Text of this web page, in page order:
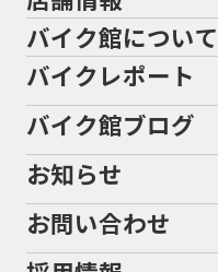
色から探す
スタイルから探す
排気量から探す
地域から探す
バイクを高く売るコツ
バイク買取の流れ
全国展開の強み
メーカー別買取相場・
ヤマハ
ホンダ
バイク点検
バイク車検
Bikeep
バイク保険 トップ
自賠責保険
任意保険
バイク保険無料見積り（
バイク保険無料見積り（
盗難保険
店舗情報 トップ
北海道
宮城
福島
茨城
バイク館について
バイク館について トッ
バイク館が選ばれる理由
会社概要
沿革
バイクレポート
バイク館ブログ
お知らせ
お問い合わせ